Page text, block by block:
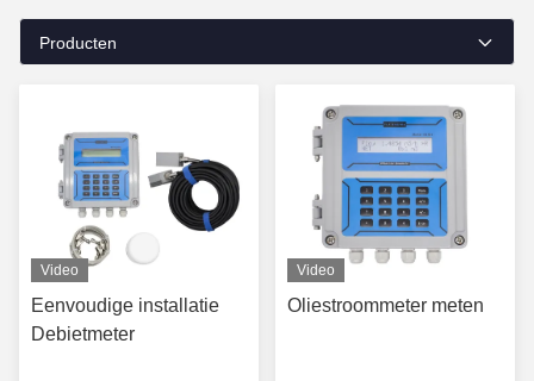
Producten
Video
Eenvoudige installatie
Debietmeter
Video
Oliestroommeter meten